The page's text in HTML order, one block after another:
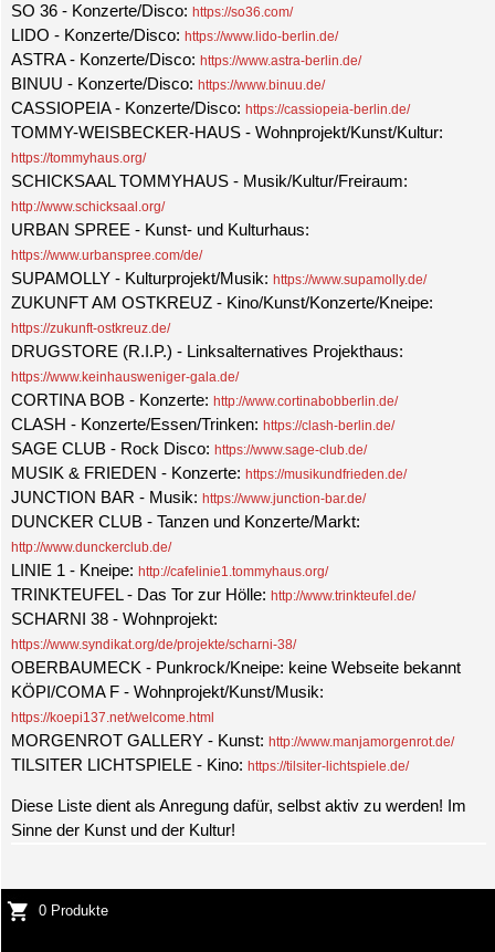
SO 36 - Konzerte/Disco: https://so36.com/
LIDO - Konzerte/Disco: https://www.lido-berlin.de/
ASTRA - Konzerte/Disco: https://www.astra-berlin.de/
BINUU - Konzerte/Disco: https://www.binuu.de/
CASSIOPEIA - Konzerte/Disco: https://cassiopeia-berlin.de/
TOMMY-WEISBECKER-HAUS - Wohnprojekt/Kunst/Kultur:
https://tommyhaus.org/
SCHICKSAAL TOMMYHAUS - Musik/Kultur/Freiraum:
http://www.schicksaal.org/
URBAN SPREE - Kunst- und Kulturhaus:
https://www.urbanspree.com/de/
SUPAMOLLY - Kulturprojekt/Musik: https://www.supamolly.de/
ZUKUNFT AM OSTKREUZ - Kino/Kunst/Konzerte/Kneipe:
https://zukunft-ostkreuz.de/
DRUGSTORE (R.I.P.) - Linksalternatives Projekthaus:
https://www.keinhausweniger-gala.de/
CORTINA BOB - Konzerte: http://www.cortinabobberlin.de/
CLASH - Konzerte/Essen/Trinken: https://clash-berlin.de/
SAGE CLUB - Rock Disco: https://www.sage-club.de/
MUSIK & FRIEDEN - Konzerte: https://musikundfrieden.de/
JUNCTION BAR - Musik: https://www.junction-bar.de/
DUNCKER CLUB - Tanzen und Konzerte/Markt:
http://www.dunckerclub.de/
LINIE 1 - Kneipe: http://cafelinie1.tommyhaus.org/
TRINKTEUFEL - Das Tor zur Hölle: http://www.trinkteufel.de/
SCHARNI 38 - Wohnprojekt:
https://www.syndikat.org/de/projekte/scharni-38/
OBERBAUMECK - Punkrock/Kneipe: keine Webseite bekannt
KÖPI/COMA F - Wohnprojekt/Kunst/Musik:
https://koepi137.net/welcome.html
MORGENROT GALLERY - Kunst: http://www.manjamorgenrot.de/
TILSITER LICHTSPIELE - Kino: https://tilsiter-lichtspiele.de/
Diese Liste dient als Anregung dafür, selbst aktiv zu werden! Im
Sinne der Kunst und der Kultur!
0 Produkte